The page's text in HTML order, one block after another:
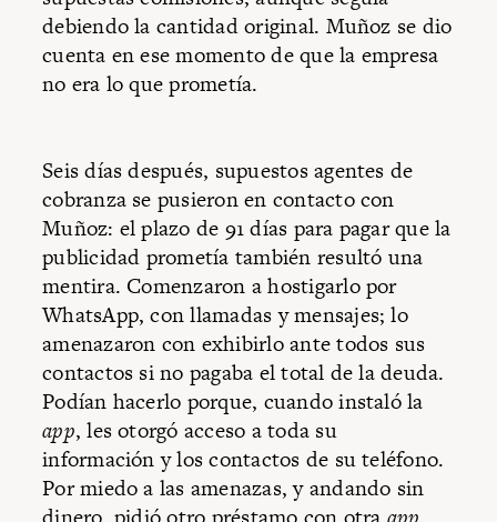
debiendo la cantidad original. Muñoz se dio
cuenta en ese momento de que la empresa
no era lo que prometía.
Seis días después, supuestos agentes de
cobranza se pusieron en contacto con
Muñoz: el plazo de 91 días para pagar que la
publicidad prometía también resultó una
mentira. Comenzaron a hostigarlo por
WhatsApp, con llamadas y mensajes; lo
amenazaron con exhibirlo ante todos sus
contactos si no pagaba el total de la deuda.
Podían hacerlo porque, cuando instaló la
app, les otorgó acceso a toda su
información y los contactos de su teléfono.
Por miedo a las amenazas, y andando sin